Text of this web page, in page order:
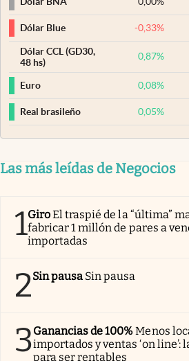
Dólar Blue -0,33%
Dólar CCL (GD30,
48 hs)
0,87%
Euro 0,08%
Real brasileño 0,05%
Las más leídas de Negocios
1GiroEl traspié de la “última”
fabricar 1 millón de pares a
importadas
2Sin pausa Sin pausa
3Ganancias de 100%Menos
importados y ventas ‘on line’:
para ser rentables